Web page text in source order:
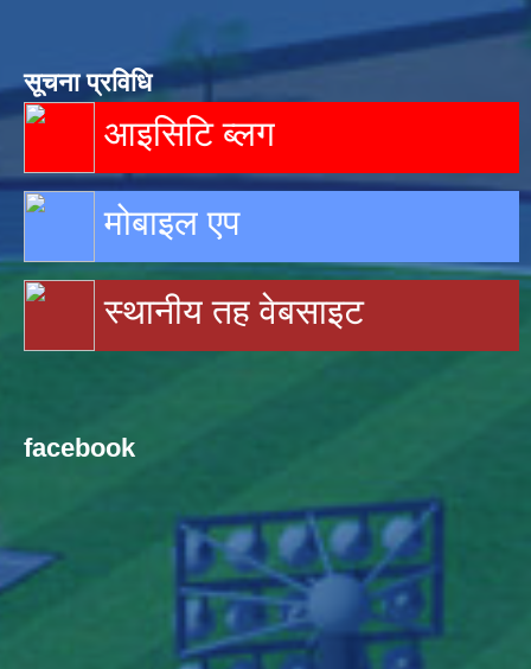
सूचना प्रविधि
आइसिटि ब्लग
मोबाइल एप
स्थानीय तह वेबसाइट
facebook